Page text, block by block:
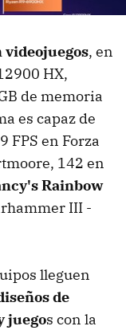
videojuegos, en
HX,
de memoria
es capaz de
FPS en Forza
142 en
Rainbow
III -
lleguen
de
juegos con la